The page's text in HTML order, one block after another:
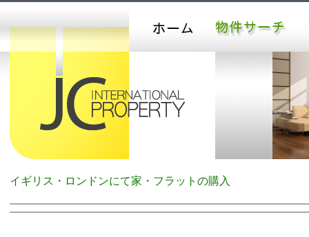
イギリス・ロンドンにて家・フラットの購入